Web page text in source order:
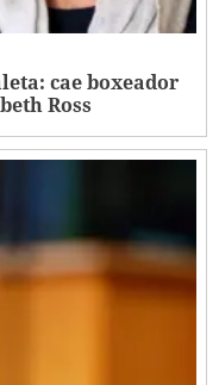
cae boxeador
Ross